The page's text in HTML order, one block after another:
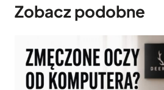
Zobacz podobne